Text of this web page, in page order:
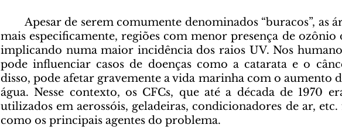
mais especificamente, regiões com menor presença de
implicando numa maior incidência dos raios UV. Nos
pode influenciar casos de doenças como a catarata e o
disso, pode afetar gravemente a vida marinha com o aumento
água. Nesse contexto, os CFCs, que até a década de 1970
utilizados em aerossóis, geladeiras, condicionadores de ar,
como os principais agentes do problema.